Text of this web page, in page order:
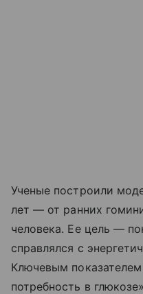
Ученые построили
лет — от ранних
человека. Ее цель —
справлялся с
Ключевым показателем
потребность в